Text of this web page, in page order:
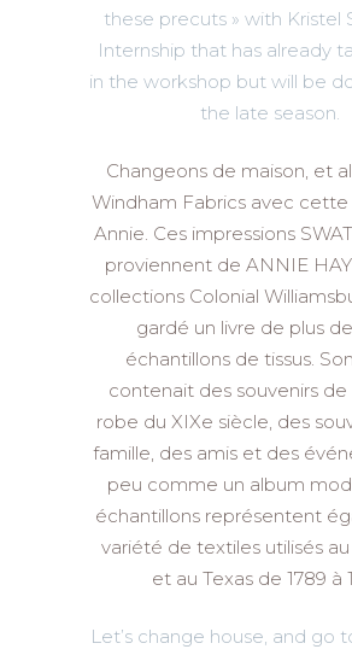
these precuts » with Kristel
Internship that has already
in the workshop but will be
the late season.
Changeons de maison, et
Windham Fabrics avec
Annie. Ces impressions
proviennent de ANNIE
collections Colonial
gardé un livre de plus
échantillons de tissus.
contenait des souvenirs de
robe du XIXe siècle, des
famille, des amis et des
peu comme un album
échantillons représentent
variété de textiles utilisés
et au Texas de 1789 à
Let’s change house, and go